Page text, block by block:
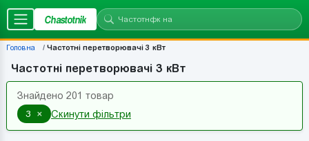
Chastotnik
Головна Частотні перетворювачі 3 кВт
Частотні перетворювачі 3 кВт
Знайдено 201 товар
3
× Скинути фільтри